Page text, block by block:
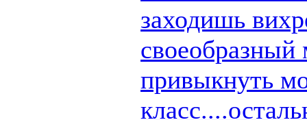
заходишь
своеобразный
привыкнуть